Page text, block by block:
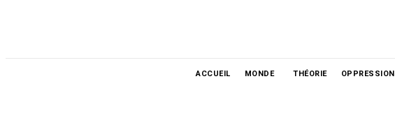
ACCUEIL MONDE THÉORIE OPPRESSION